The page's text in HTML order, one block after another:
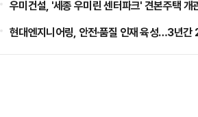
우미건설, '세종 우미린 센터파크' 견본주택 개
현대엔지니어링, 안전·품질 인재 육성…3년간